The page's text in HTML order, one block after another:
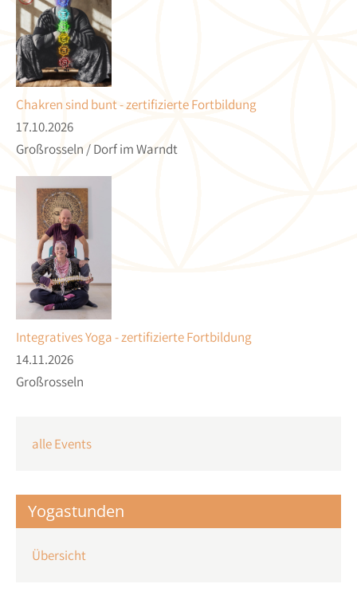
Chakren sind bunt - zertifizierte Fortbildung
17.10.2026
Großrosseln / Dorf im Warndt
Integratives Yoga - zertifizierte Fortbildung
14.11.2026
Großrosseln
alle Events
Yogastunden
Übersicht